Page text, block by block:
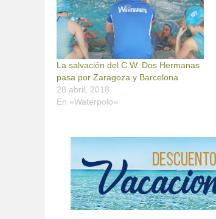
La salvación del C.W. Dos Hermanas
pasa por Zaragoza y Barcelona
28 abril, 2018
En «Waterpolo»